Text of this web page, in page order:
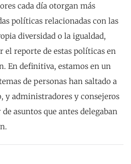
cada día otorgan más
políticas relacionadas con las
diversidad o la igualdad,
el reporte de estas políticas en
En definitiva, estamos en un
de personas han saltado a
y administradores y consejeros
asuntos que antes delegaban